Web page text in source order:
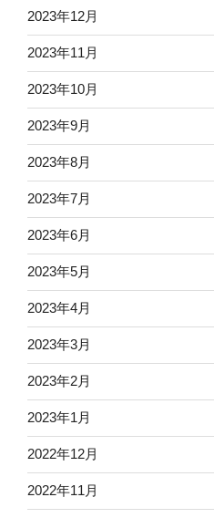
2023年12月
2023年11月
2023年10月
2023年9月
2023年8月
2023年7月
2023年6月
2023年5月
2023年4月
2023年3月
2023年2月
2023年1月
2022年12月
2022年11月